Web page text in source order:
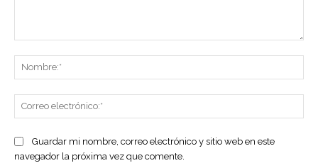
Guardar mi nombre, correo electrónico y sitio web en este
navegador la próxima vez que comente.